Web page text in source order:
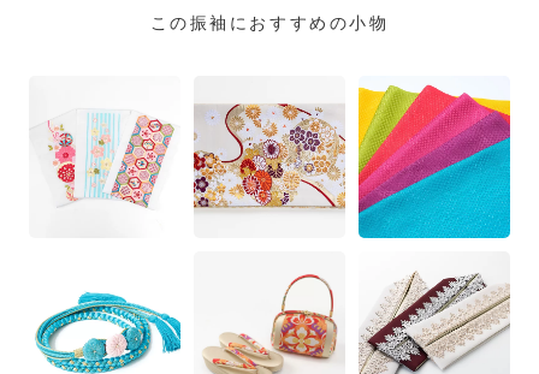
この振袖におすすめの小物